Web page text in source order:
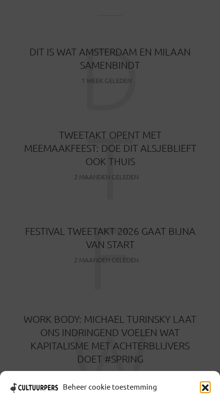
Beheer cookie toestemming
DIT IS WAT AMSTERDAM EN MILAAN
SAMENBINDT
1 WEEK GELEDEN
D
TWEETAKT OPENT MET
MEEMAAKFEEST: DOE DIT ALSJEBLIEFT
OOK THUIS
2 MAANDEN GELEDEN
T
FESTIVAL TWEETAKT 2026 GAAT BIJNA
VAN START
2 MAANDEN GELEDEN
F
WORK BODY: MICHAEL TURINSKY LAAT
ONS INDRINGEND VOELEN WAT
KAPITALISME MET ACHTERBLIJVERS
DOET #SPRING
W